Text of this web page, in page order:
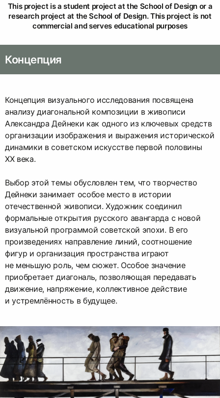
This project is a student project at the School of Design or a
research project at the School of Design. This project is not
commercial and serves educational purposes
Концепция
Концепция визуального исследования посвящена
анализу диагональной композиции в живописи
Александра Дейнеки как одного из ключевых средств
организации изображения и выражения исторической
динамики в советском искусстве первой половины
XX века.
Выбор этой темы обусловлен тем, что творчество
Дейнеки занимает особое место в истории
отечественной живописи. Художник соединил
формальные открытия русского авангарда с новой
визуальной программой советской эпохи. В его
произведениях направление линий, соотношение
фигур и организация пространства играют
не меньшую роль, чем сюжет. Особое значение
приобретает диагональ, позволяющая передавать
движение, напряжение, коллективное действие
и устремлённость в будущее.